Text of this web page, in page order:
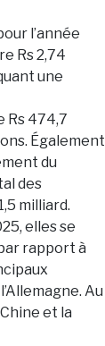
l’année
Rs 2,74
une
Rs 474,7
Également
du
des
milliard.
elles se
rapport à
Au
et la